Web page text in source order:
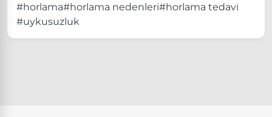
#horlama#horlama nedenleri#horlama tedavi
#uykusuzluk